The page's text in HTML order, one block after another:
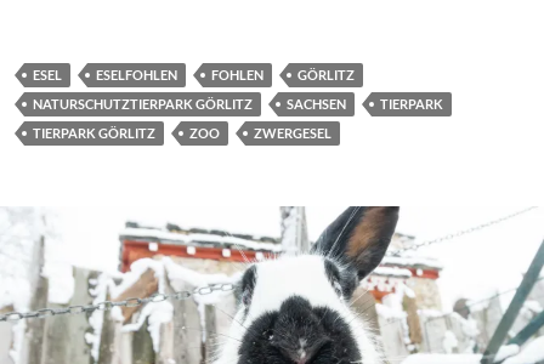
ESEL ESELFOHLEN FOHLEN
GÖRLITZ
NATURSCHUTZTIERPARK GÖRLITZ
SACHSEN
TIERPARK
TIERPARK GÖRLITZ
ZOO ZWERGESEL